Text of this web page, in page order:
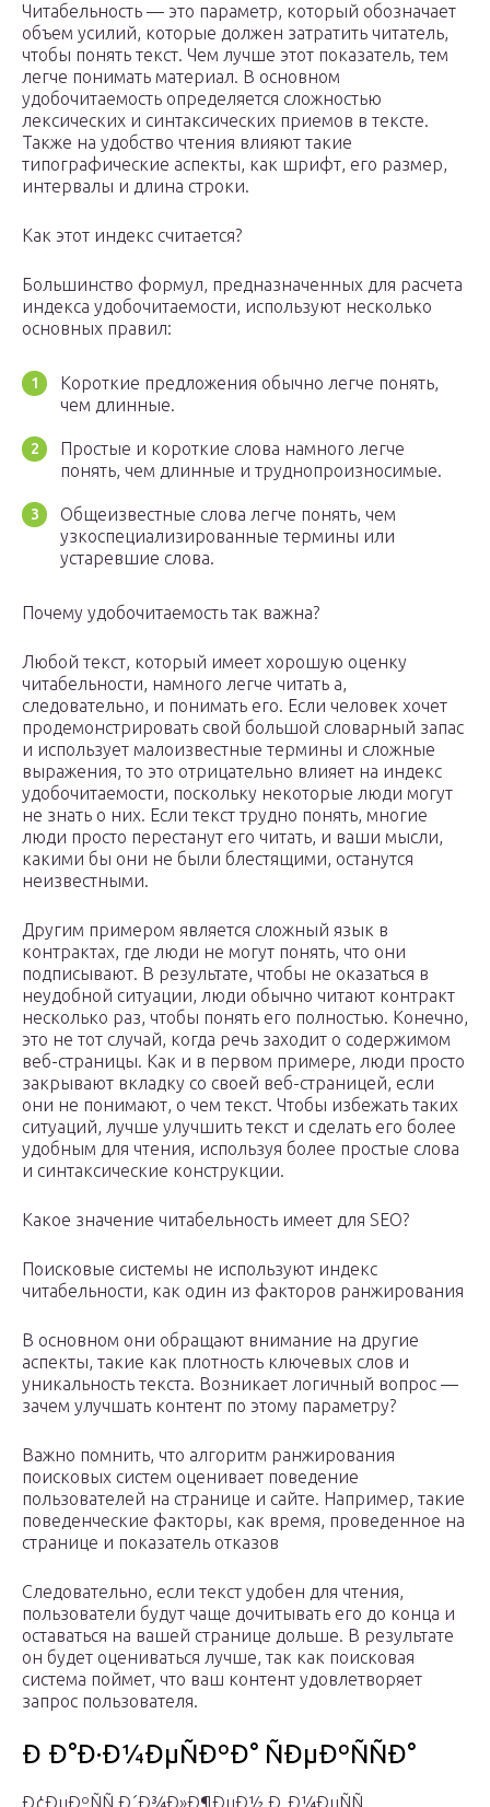
Читабельность — это параметр, который обозначает
объем усилий, которые должен затратить читатель,
чтобы понять текст. Чем лучше этот показатель, тем
легче понимать материал. В основном
удобочитаемость определяется сложностью
лексических и синтаксических приемов в тексте.
Также на удобство чтения влияют такие
типографические аспекты, как шрифт, его размер,
интервалы и длина строки.
Как этот индекс считается?
Большинство формул, предназначенных для расчета
индекса удобочитаемости, используют несколько
основных правил:
Короткие предложения обычно легче понять,
чем длинные.
Простые и короткие слова намного легче
понять, чем длинные и труднопроизносимые.
Общеизвестные слова легче понять, чем
узкоспециализированные термины или
устаревшие слова.
Почему удобочитаемость так важна?
Любой текст, который имеет хорошую оценку
читабельности, намного легче читать а,
следовательно, и понимать его. Если человек хочет
продемонстрировать свой большой словарный запас
и использует малоизвестные термины и сложные
выражения, то это отрицательно влияет на индекс
удобочитаемости, поскольку некоторые люди могут
не знать о них. Если текст трудно понять, многие
люди просто перестанут его читать, и ваши мысли,
какими бы они не были блестящими, останутся
неизвестными.
Другим примером является сложный язык в
контрактах, где люди не могут понять, что они
подписывают. В результате, чтобы не оказаться в
неудобной ситуации, люди обычно читают контракт
несколько раз, чтобы понять его полностью. Конечно,
это не тот случай, когда речь заходит о содержимом
веб-страницы. Как и в первом примере, люди просто
закрывают вкладку со своей веб-страницей, если
они не понимают, о чем текст. Чтобы избежать таких
ситуаций, лучше улучшить текст и сделать его более
удобным для чтения, используя более простые слова
и синтаксические конструкции.
Какое значение читабельность имеет для SEO?
Поисковые системы не используют индекс
читабельности, как один из факторов ранжирования
В основном они обращают внимание на другие
аспекты, такие как плотность ключевых слов и
уникальность текста. Возникает логичный вопрос —
зачем улучшать контент по этому параметру?
Важно помнить, что алгоритм ранжирования
поисковых систем оценивает поведение
пользователей на странице и сайте. Например, такие
поведенческие факторы, как время, проведенное на
странице и показатель отказов
Следовательно, если текст удобен для чтения,
пользователи будут чаще дочитывать его до конца и
оставаться на вашей странице дольше. В результате
он будет оцениваться лучше, так как поисковая
система поймет, что ваш контент удовлетворяет
запрос пользователя.
Ð Ð°Ð·Ð¼ÐµÑÐºÐ° ÑÐµÐºÑÑÐ°
Ð¢ÐµÐºÑÑ Ð´Ð¾Ð»Ð¶ÐµÐ½ Ð¸Ð¼ÐµÑÑ